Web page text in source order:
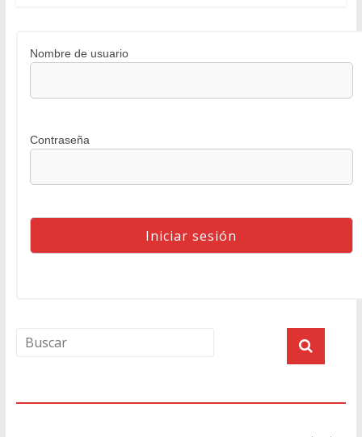
Nombre de usuario
Contraseña